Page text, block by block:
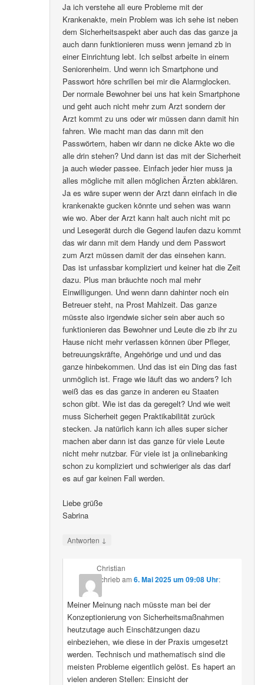
Ja ich verstehe all eure Probleme mit der
Krankenakte, mein Problem was ich sehe ist neben
dem Sicherheitsaspekt aber auch das das ganze ja
auch dann funktionieren muss wenn jemand zb in
einer Einrichtung lebt. Ich selbst arbeite in einem
Seniorenheim. Und wenn ich Smartphone und
Passwort höre schrillen bei mir die Alarmglocken.
Der normale Bewohner bei uns hat kein Smartphone
und geht auch nicht mehr zum Arzt sondern der
Arzt kommt zu uns oder wir müssen dann damit hin
fahren. Wie macht man das dann mit den
Passwörtern, haben wir dann ne dicke Akte wo die
alle drin stehen? Und dann ist das mit der Sicherheit
ja auch wieder passee. Einfach jeder hier muss ja
alles mögliche mit allen möglichen Ärzten abklären.
Ja es wäre super wenn der Arzt dann einfach in die
krankenakte gucken könnte und sehen was wann
wie wo. Aber der Arzt kann halt auch nicht mit pc
und Lesegerät durch die Gegend laufen dazu kommt
das wir dann mit dem Handy und dem Passwort
zum Arzt müssen damit der das einsehen kann.
Das ist unfassbar kompliziert und keiner hat die Zeit
dazu. Plus man bräuchte noch mal mehr
Einwilligungen. Und wenn dann dahinter noch ein
Betreuer steht, na Prost Mahlzeit. Das ganze
müsste also irgendwie sicher sein aber auch so
funktionieren das Bewohner und Leute die zb ihr zu
Hause nicht mehr verlassen können über Pfleger,
betreuungskräfte, Angehörige und und und das
ganze hinbekommen. Und das ist ein Ding das fast
unmöglich ist. Frage wie läuft das wo anders? Ich
weiß das es das ganze in anderen eu Staaten
schon gibt. Wie ist das da geregelt? Und wie weit
muss Sicherheit gegen Praktikabilität zurück
stecken. Ja natürlich kann ich alles super sicher
machen aber dann ist das ganze für viele Leute
nicht mehr nutzbar. Für viele ist ja onlinebanking
schon zu kompliziert und schwieriger als das darf
es auf gar keinen Fall werden.
Liebe grüße
Sabrina
Antworten ↓
Christian
schriebam 6. Mai 2025 um 09:08 Uhr:
Meiner Meinung nach müsste man bei der
Konzeptionierung von Sicherheitsmaßnahmen
heutzutage auch Einschätzungen dazu
einbeziehen, wie diese in der Praxis umgesetzt
werden. Technisch und mathematisch sind die
meisten Probleme eigentlich gelöst. Es hapert an
vielen anderen Stellen: Einsicht der